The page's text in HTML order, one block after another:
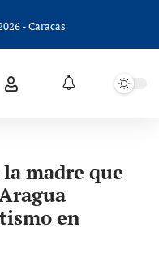
- Caracas
madre que
en